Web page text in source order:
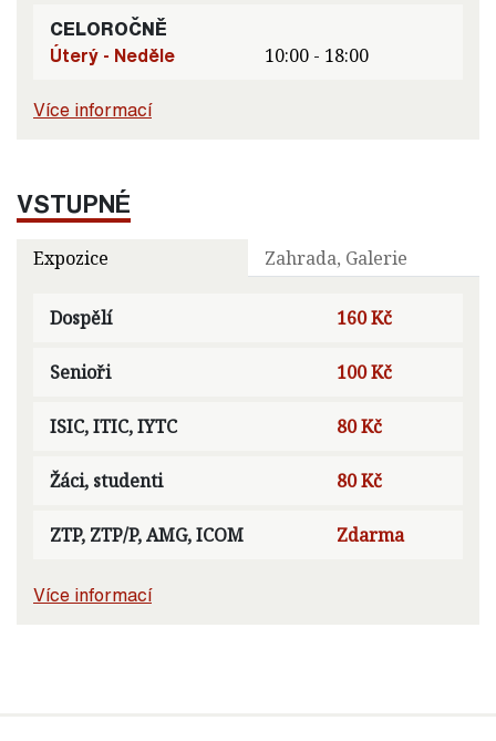
CELOROČNĚ
Úterý - Neděle
10:00 - 18:00
Více informací
VSTUPNÉ
Expozice Zahrada, Galerie
Dospělí 160 Kč
Senioři 100 Kč
ISIC, ITIC, IYTC 80 Kč
Žáci, studenti 80 Kč
ZTP, ZTP/P, AMG, ICOM Zdarma
Více informací